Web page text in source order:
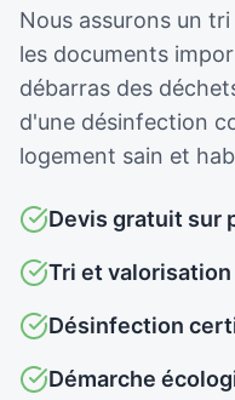
Nous assurons un
les documents
débarras des
d'une désinfection
logement sain et
Devis gratuit sur
Tri et valorisation
Désinfection
Démarche